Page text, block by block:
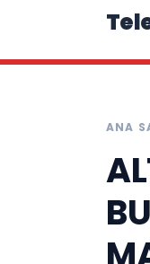
ANA